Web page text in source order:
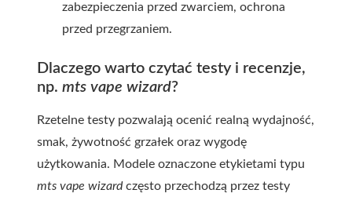
zabezpieczenia przed zwarciem, ochrona
przed przegrzaniem.
Dlaczego warto czytać testy i recenzje,
np. mts vape wizard?
Rzetelne testy pozwalają ocenić realną wydajność,
smak, żywotność grzałek oraz wygodę
użytkowania. Modele oznaczone etykietami typu
mts vape wizardczęsto przechodzą przez testy